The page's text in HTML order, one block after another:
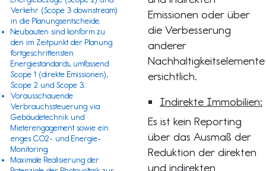
Verkehr (Scope 3downstream)
in die Planungsentscheide.
Neubauten sind konform zu
den im Zeitpunkt der Planung
fortgeschrittensten
Energiestandards, umfassend
Scope 1 (direkte Emissionen),
Scope 2 und Scope 3.
Vorausschauende
Verbrauchssteuerung via
Gebäudetechnik und
Mieterengagement sowie ein
enges CO2- und Energie-
Monitoring.
Maximale Realisierung der
Emissionen oder über
die Verbesserung
anderer
Nachhaltigkeitselemente
ersichtlich.
Indirekte Immobilien:
Es ist kein Reporting
über das Ausmaß der
Reduktion der direkten
und indirekten